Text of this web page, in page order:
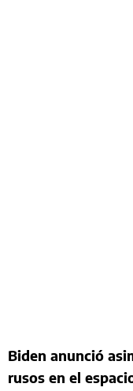
Biden anunció
rusos en el